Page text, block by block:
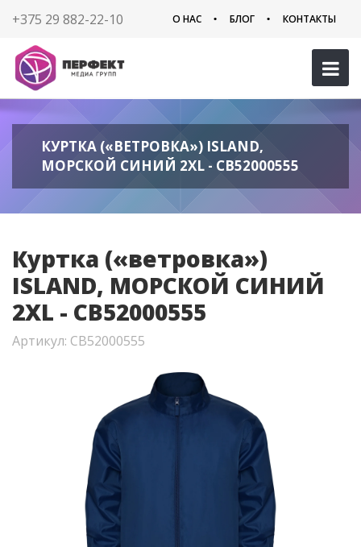
+375 29 882-22-10 О НАС БЛОГ КОНТАКТЫ
КУРТКА («ВЕТРОВКА») ISLAND,
МОРСКОЙ СИНИЙ 2XL - CB52000555
Куртка («ветровка»)
ISLAND, МОРСКОЙ СИНИЙ
2XL - CB52000555
Артикул: CB52000555